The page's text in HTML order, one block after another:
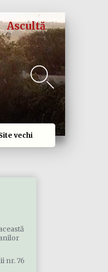
Ascultă
vechi
nr. 76